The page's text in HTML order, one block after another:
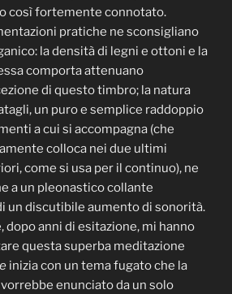
così fortemente connotato.
pratiche ne sconsigliano
la densità di legni e ottoni e la
comporta attenuano
di questo timbro; la natura
un puro e semplice raddoppio
a cui si accompagna (che
colloca nei due ultimi
come si usa per il continuo), ne
a un pleonastico collante
un discutibile aumento di sonorità.
dopo anni di esitazione, mi hanno
questa superba meditazione
inizia con un tema fugato che la
enunciato da un solo